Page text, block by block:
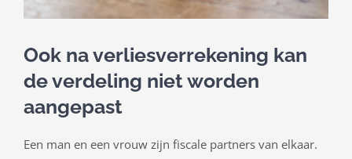
Ook na verliesverrekening kan
de verdeling niet worden
aangepast
Een man en een vrouw zijn fiscale partners van elkaar.